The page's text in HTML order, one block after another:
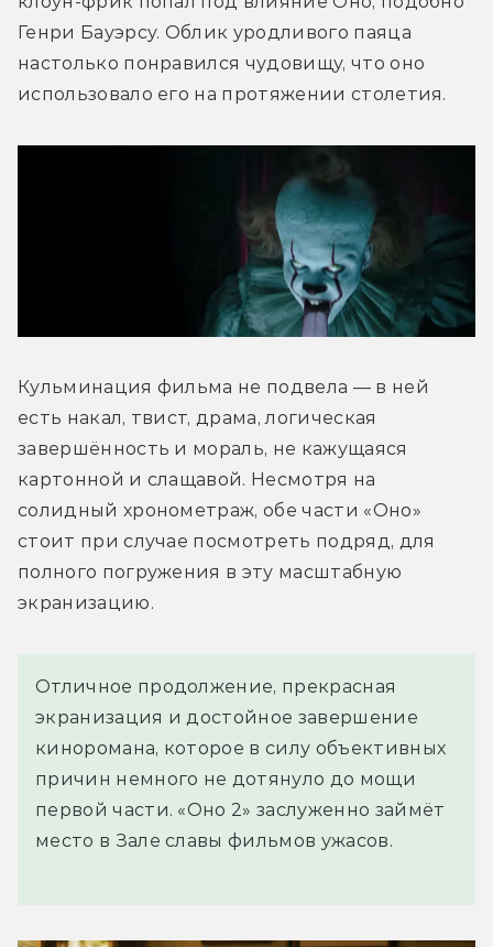
Генри Бауэрсу. Облик уродливого паяца
настолько понравился чудовищу, что оно
использовало его на протяжении столетия.
Кульминация фильма не подвела — в ней
есть накал, твист, драма, логическая
завершённость и мораль, не кажущаяся
картонной и слащавой. Несмотря на
солидный хронометраж, обе части «Оно»
стоит при случае посмотреть подряд, для
полного погружения в эту масштабную
экранизацию.
Отличное продолжение, прекрасная
экранизация и достойное завершение
киноромана, которое в силу объективных
причин немного не дотянуло до мощи
первой части. «Оно 2» заслуженно займёт
место в Зале славы фильмов ужасов.